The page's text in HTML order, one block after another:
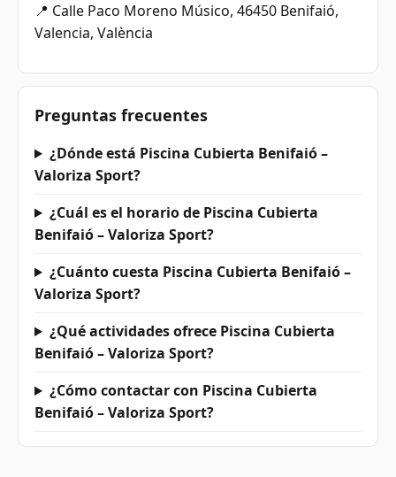
📍 Calle Paco Moreno Músico, 46450 Benifaió,
Valencia, València
Preguntas frecuentes
¿Dónde está Piscina Cubierta Benifaió –
Valoriza Sport?
¿Cuál es el horario de Piscina Cubierta
Benifaió – Valoriza Sport?
¿Cuánto cuesta Piscina Cubierta Benifaió –
Valoriza Sport?
¿Qué actividades ofrece Piscina Cubierta
Benifaió – Valoriza Sport?
¿Cómo contactar con Piscina Cubierta
Benifaió – Valoriza Sport?